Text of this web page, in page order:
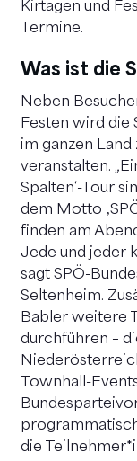
Kirtagen und
Termine.
Was ist die
Neben
Festen wird die
im ganzen
veranstalten.
Spalten‘-Tour
dem Motto
finden am
Jede und jeder
sagt SPÖ-
Seltenheim.
Babler weitere
durchführen –
Townhall-
die